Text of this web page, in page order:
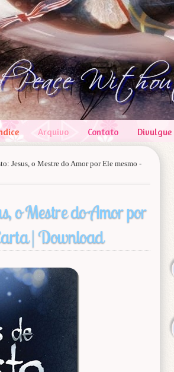
Arquivo Contato Divulgue
Jesus, o Mestre do Amor por Ele mesmo -
o Mestre do Amor por
| Download